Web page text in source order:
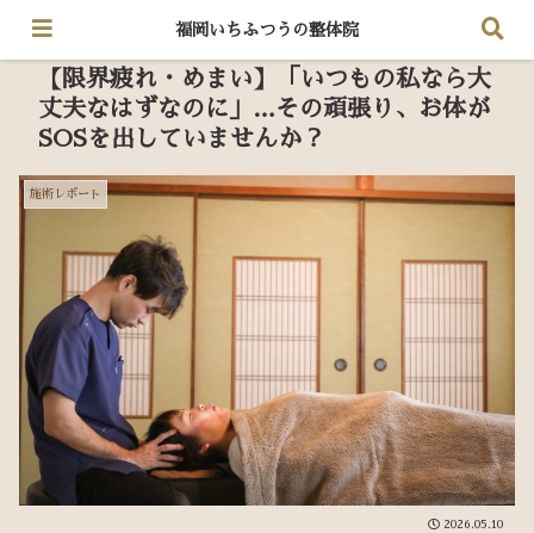
【限界疲れ・めまい】「いつもの私なら大
丈夫なはずなのに」…その頑張り、お体が
SOSを出していませんか？
施術レポート
2026.05.10
福岡いちふつうの整体院